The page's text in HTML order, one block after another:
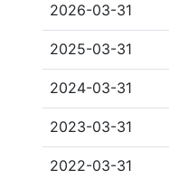
2026-03-31
2025-03-31
2024-03-31
2023-03-31
2022-03-31